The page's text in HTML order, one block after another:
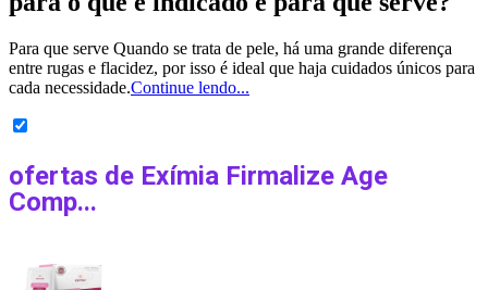
Para que serve Quando se trata de pele, há uma grande diferença
entre rugas e flacidez, por isso é ideal que haja cuidados únicos para
cada necessidade.Continue lendo...
ofertas de Exímia Firmalize Age
Comp...